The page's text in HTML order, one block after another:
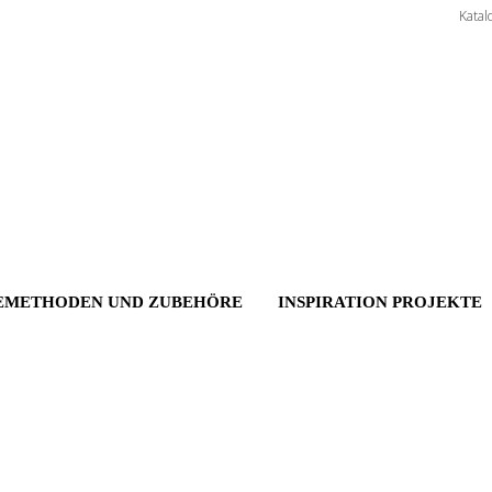
UND ZUBEHÖRE INSPIRATION PROJEKTE